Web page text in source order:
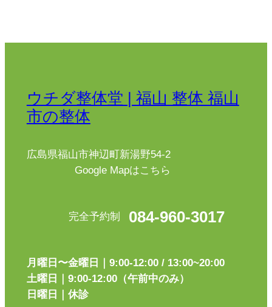
ウチダ整体堂 | 福山 整体 福山
市の整体
広島県福山市神辺町新湯野54-2
Google Mapはこちら
完全予約制 084-960-3017
月曜日〜金曜日｜9:00-12:00 / 13:00~20:00
土曜日｜9:00-12:00（午前中のみ）
日曜日｜休診